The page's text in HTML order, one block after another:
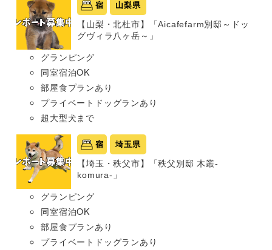
宿 山梨県
【山梨・北杜市】「Aicafefarm別邸～ドッ
グヴィラ八ヶ岳～」
グランピング
同室宿泊OK
部屋食プランあり
プライベートドッグランあり
超大型犬まで
宿 埼玉県
【埼玉・秩父市】「秩父別邸 木叢-
komura-」
グランピング
同室宿泊OK
部屋食プランあり
プライベートドッグランあり